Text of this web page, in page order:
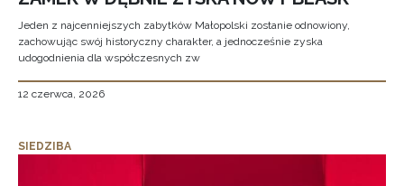
Jeden z najcenniejszych zabytków Małopolski zostanie odnowiony,
zachowując swój historyczny charakter, a jednocześnie zyska
udogodnienia dla współczesnych zw
12 czerwca, 2026
SIEDZIBA